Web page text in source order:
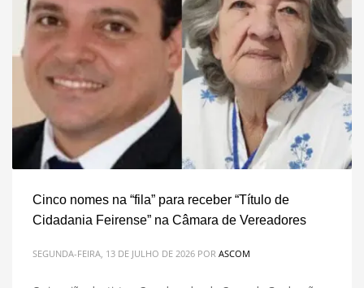
Cinco nomes na “fila” para receber “Título de
Cidadania Feirense” na Câmara de Vereadores
SEGUNDA-FEIRA, 13 DE JULHO DE 2026 POR ASCOM